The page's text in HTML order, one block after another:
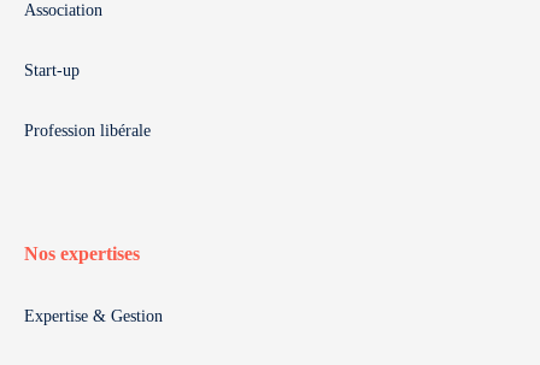
Association
Start-up
Profession libérale
Nos expertises
Expertise & Gestion